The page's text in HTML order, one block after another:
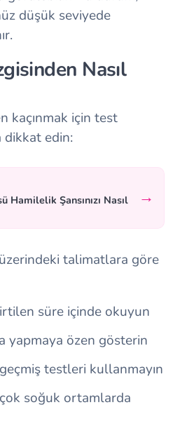
düşük seviyede
Nasıl
kaçınmak için test
edin:
Hamilelik Şansınızı Nasıl
→
talimatlara göre
süre içinde okuyun
yapmaya özen gösterin
testleri kullanmayın
soğuk ortamlarda